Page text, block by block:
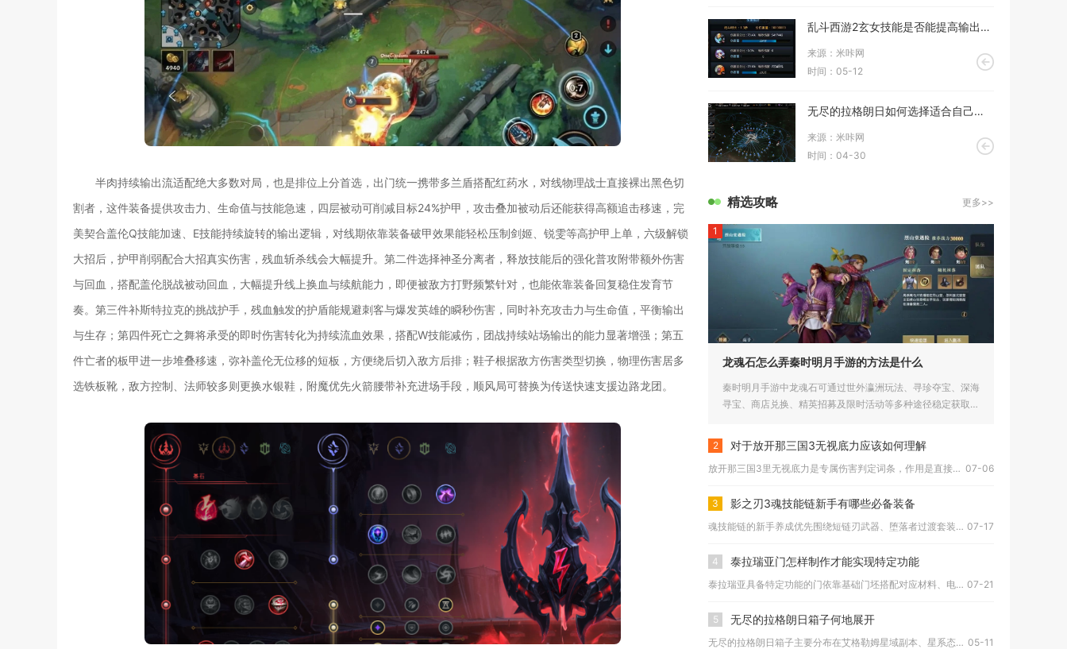
半肉持续输出流适配绝大多数对局，也是排位上分首选，出门统一携带多兰盾搭配红药水，对线物理战士直接裸出黑色切
割者，这件装备提供攻击力、生命值与技能急速，四层被动可削减目标24%护甲，攻击叠加被动后还能获得高额追击移速，完
美契合盖伦Q技能加速、E技能持续旋转的输出逻辑，对线期依靠装备破甲效果能轻松压制剑姬、锐雯等高护甲上单，六级解锁
大招后，护甲削弱配合大招真实伤害，残血斩杀线会大幅提升。第二件选择神圣分离者，释放技能后的强化普攻附带额外伤害
与回血，搭配盖伦脱战被动回血，大幅提升线上换血与续航能力，即便被敌方打野频繁针对，也能依靠装备回复稳住发育节
奏。第三件补斯特拉克的挑战护手，残血触发的护盾能规避刺客与爆发英雄的瞬秒伤害，同时补充攻击力与生命值，平衡输出
与生存；第四件死亡之舞将承受的即时伤害转化为持续流血效果，搭配W技能减伤，团战持续站场输出的能力显著增强；第五
件亡者的板甲进一步堆叠移速，弥补盖伦无位移的短板，方便绕后切入敌方后排；鞋子根据敌方伤害类型切换，物理伤害居多
选铁板靴，敌方控制、法师较多则更换水银鞋，附魔优先火箭腰带补充进场手段，顺风局可替换为传送快速支援边路龙团。
乱斗西游2玄女技能是否能提高输出能力
来源：米咔网
时间：05-12
无尽的拉格朗日如何选择适合自己的拉格朗日飞机
来源：米咔网
时间：04-30
精选攻略 更多>>
1
龙魂石怎么弄秦时明月手游的方法是什么
秦时明月手游中龙魂石可通过世外瀛洲玩法、寻珍夺宝、深海
寻宝、商店兑换、精英招募及限时活动等多种途径稳定获取，
2 对于放开那三国3无视底力应该如何理解
放开那三国3里无视底力是专属伤害判定词条，作用是直接跳过敌方... 07-06
3 影之刃3魂技能链新手有哪些必备装备
魂技能链的新手养成优先围绕短链刃武器、堕落者过渡套装、对应转... 07-17
4 泰拉瑞亚门怎样制作才能实现特定功能
泰拉瑞亚具备特定功能的门依靠基础门坯搭配对应材料、电路元件与... 07-21
5 无尽的拉格朗日箱子何地展开
无尽的拉格朗日箱子主要分布在艾格勒姆星域副本、星系态势任务点... 05-11